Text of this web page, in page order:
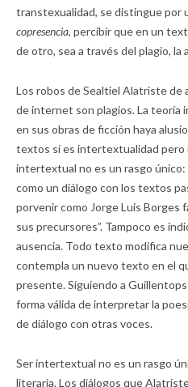
transtexualidad, se distingue por
copresencia, percibir que en un
de otro, sea a través del plagio, la
Los robos de Sealtiel Alatriste de
de internet son plagios. La teoría
en sus obras de ficción haya
textos sí es intertextualidad pero
intertextual no es un rasgo
como un diálogo con los textos
porvenir como Jorge Luis Borges
sus precursores”. Tampoco es
ausencia. Todo texto modifica
contempla un nuevo texto en el
presente. Siguiendo a
forma válida de interpretar la
de diálogo con otras voces.
Ser intertextual no es un rasgo
literaria. Los diálogos que